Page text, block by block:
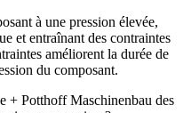
à une pression élevée,
et entraînant des contraintes
améliorent la durée de
du composant.
+ Potthoff Maschinenbau des